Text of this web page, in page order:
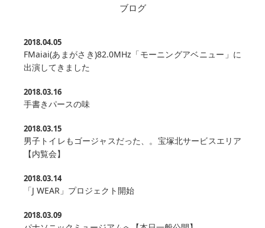
ブログ
2018.04.05
FMaiai(あまがさき)82.0MHz「モーニングアベニュー」に
出演してきました
2018.03.16
手書きパースの味
2018.03.15
男子トイレもゴージャスだった、。宝塚北サービスエリア
【内覧会】
2018.03.14
「J WEAR」プロジェクト開始
2018.03.09